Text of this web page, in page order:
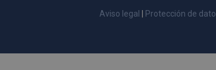
Aviso legal | Protección de